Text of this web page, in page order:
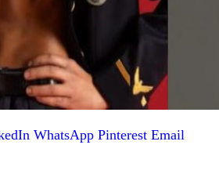
WhatsApp Pinterest Email